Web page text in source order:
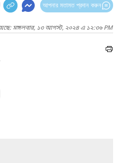
আপনার মতামত প্রদান করুন
মঙ্গলবার, ১৩ আগস্ট, ২০২৪ এ ১২:৩৬ PM